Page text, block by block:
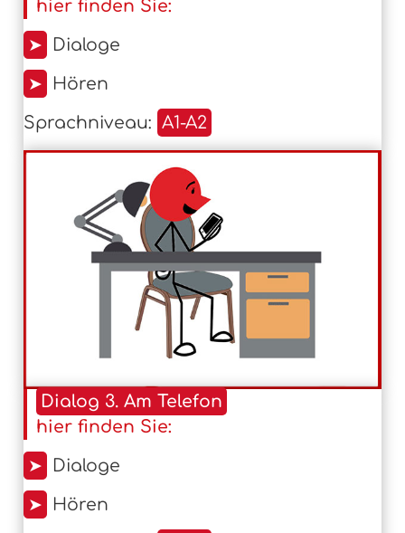
hier finden Sie:
➤ Dialoge
➤ Hören
Sprachniveau: A1-A2
Dialog 3. Am Telefon
hier finden Sie:
➤ Dialoge
➤ Hören